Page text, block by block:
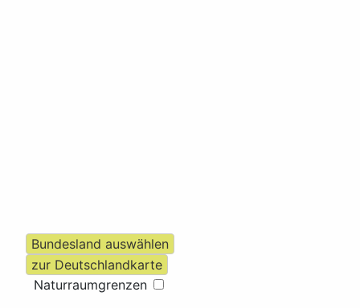
Naturraumgrenzen